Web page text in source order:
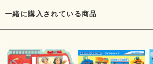
一緒に購入されている商品